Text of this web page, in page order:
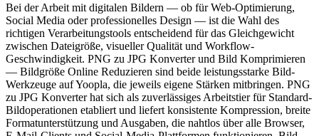
Bei der Arbeit mit digitalen Bildern — ob für Web-Optimierung,
Social Media oder professionelles Design — ist die Wahl des
richtigen Verarbeitungstools entscheidend für das Gleichgewicht
zwischen Dateigröße, visueller Qualität und Workflow-
Geschwindigkeit. PNG zu JPG Konverter und Bild Komprimieren
— Bildgröße Online Reduzieren sind beide leistungsstarke Bild-
Werkzeuge auf Yoopla, die jeweils eigene Stärken mitbringen. PNG
zu JPG Konverter hat sich als zuverlässiges Arbeitstier für Standard-
Bildoperationen etabliert und liefert konsistente Kompression, breite
Formatunterstützung und Ausgaben, die nahtlos über alle Browser,